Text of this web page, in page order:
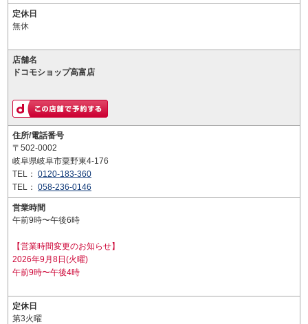
定休日
無休
店舗名
ドコモショップ高富店
住所/電話番号
〒502-0002
岐阜県岐阜市粟野東4-176
TEL： 0120-183-360
TEL： 058-236-0146
営業時間
午前9時〜午後6時
【営業時間変更のお知らせ】
2026年9月8日(火曜)
午前9時〜午後4時
定休日
第3火曜